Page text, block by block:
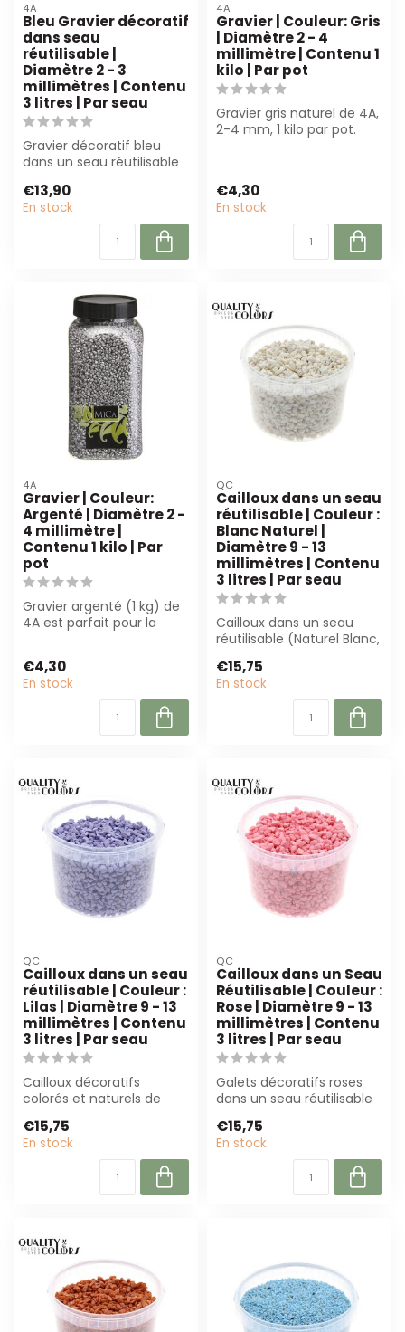
4A
Bleu Gravier décoratif
dans seau
réutilisable |
Diamètre 2 - 3
millimètres | Contenu
3 litres | Par seau
Gravier décoratif bleu
dans un seau réutilisable
et de...
€13,90
En stock
4A
Gravier | Couleur: Gris
| Diamètre 2 - 4
millimètre | Contenu 1
kilo | Par pot
Gravier gris naturel de 4A,
2-4 mm, 1 kilo par pot.
€4,30
En stock
4A
Gravier | Couleur:
Argenté | Diamètre 2 -
4 millimètre |
Contenu 1 kilo | Par
pot
Gravier argenté (1 kg) de
4A est parfait pour la
€4,30
En stock
QC
Cailloux dans un seau
réutilisable | Couleur :
Blanc Naturel |
Diamètre 9 - 13
millimètres | Contenu
3 litres | Par seau
Cailloux dans un seau
réutilisable (Naturel Blanc,
parfa...
€15,75
En stock
QC
Cailloux dans un seau
réutilisable | Couleur :
Lilas | Diamètre 9 - 13
millimètres | Contenu
3 litres | Par seau
Cailloux décoratifs
colorés et naturels de
dans un seau ...
€15,75
En stock
QC
Cailloux dans un Seau
Réutilisable | Couleur :
Rose | Diamètre 9 - 13
millimètres | Contenu
3 litres | Par seau
Galets décoratifs roses
dans un seau réutilisable
fleurist...
€15,75
En stock